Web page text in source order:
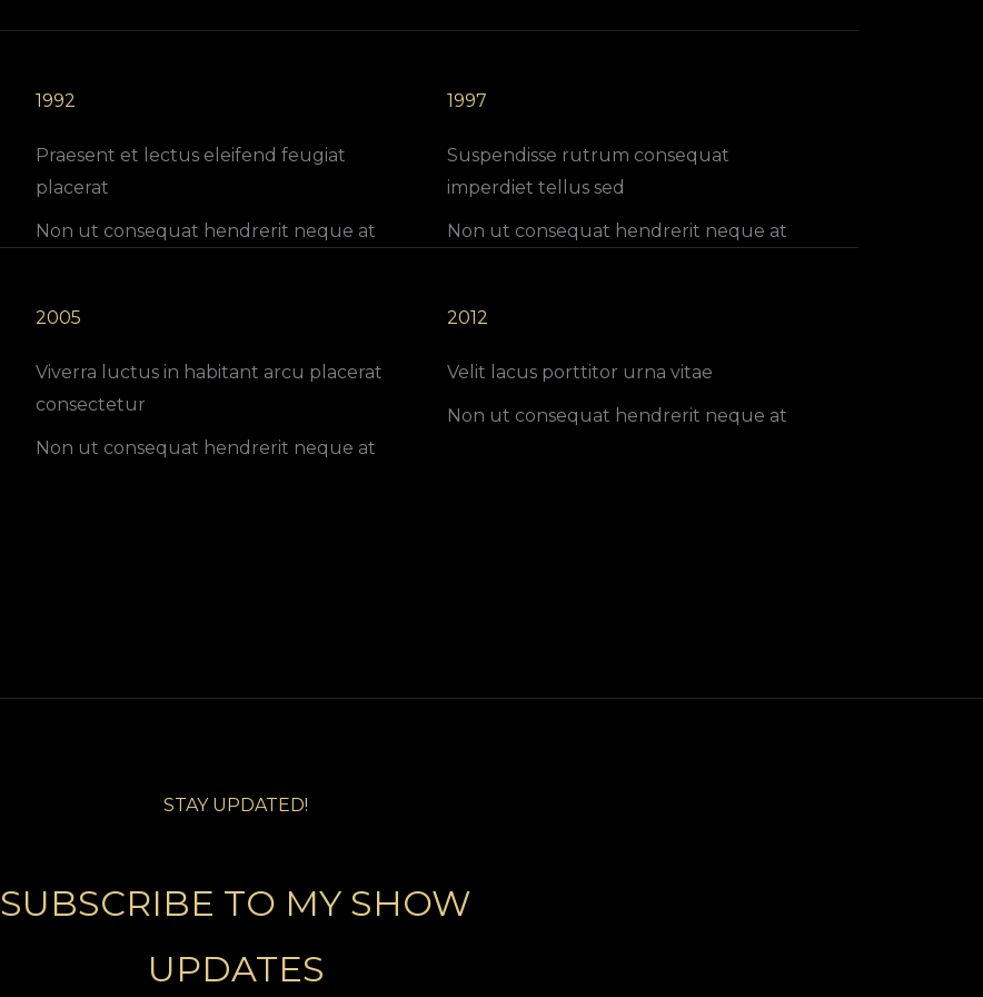
1992
Praesent et lectus eleifend feugiat
placerat
Non ut consequat hendrerit neque at
1997
Suspendisse rutrum consequat
imperdiet tellus sed
Non ut consequat hendrerit neque at
2005
Viverra luctus in habitant arcu placerat
consectetur
Non ut consequat hendrerit neque at
2012
Velit lacus porttitor urna vitae
Non ut consequat hendrerit neque at
STAY UPDATED!
SUBSCRIBE TO MY SHOW
UPDATES